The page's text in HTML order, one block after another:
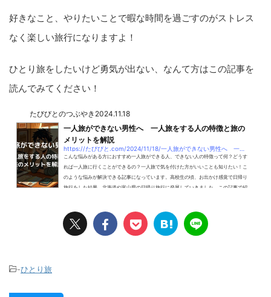
好きなこと、やりたいことで暇な時間を過ごすのがストレス
なく楽しい旅行になりますよ！
ひとり旅をしたいけど勇気が出ない、なんて方はこの記事を
読んでみてください！
たびびとのつぶやき 2024.11.18
一人旅ができない男性へ 一人旅をする人の特徴と旅の
メリットを解説
こんな悩みがある方におすすめ一人旅ができる人、できない人の特徴って何？どうす
れば一人旅に行くことができるの？一人旅で気を付けた方がいいことも知りたい！こ
のような悩みが解決できる記事になっています。高校生の頃、お出かけ感覚で日帰り
旅行をした結果、北海道や富山県の日帰り旅行に発展していきました。この記事で紹
のステップや注意事項を解説しています。一...
-ひとり旅